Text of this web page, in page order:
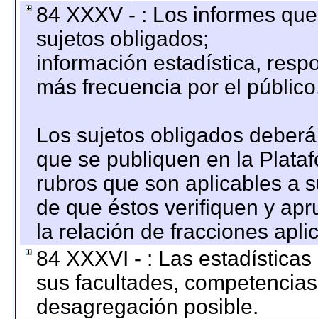
84 XXXV - : Los informes
sujetos obligados;
información estadística,
más frecuencia por el
Los sujetos obligados
que se publiquen en la
rubros que son aplicables a
de que éstos verifiquen y
la relación de fracciones
84 XXXVI - : Las
sus facultades,
desagregación posible.